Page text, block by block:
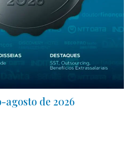
agosto de 2026